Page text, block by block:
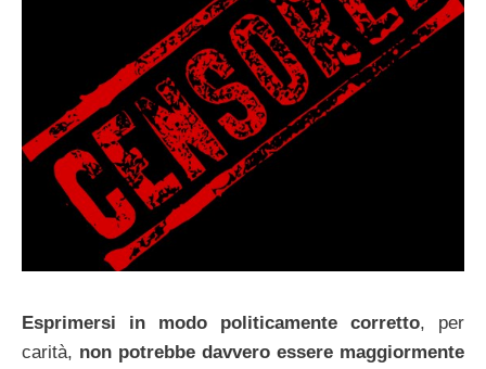
Esprimersi in modo politicamente corretto, per
carità, non potrebbe davvero essere maggiormente